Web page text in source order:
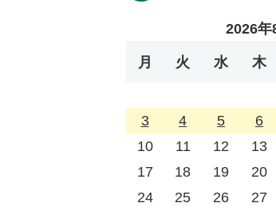
2026年
月 火 水 木
3
4 5 6
10
11 12 13
17
18 19 20
24
25 26 27